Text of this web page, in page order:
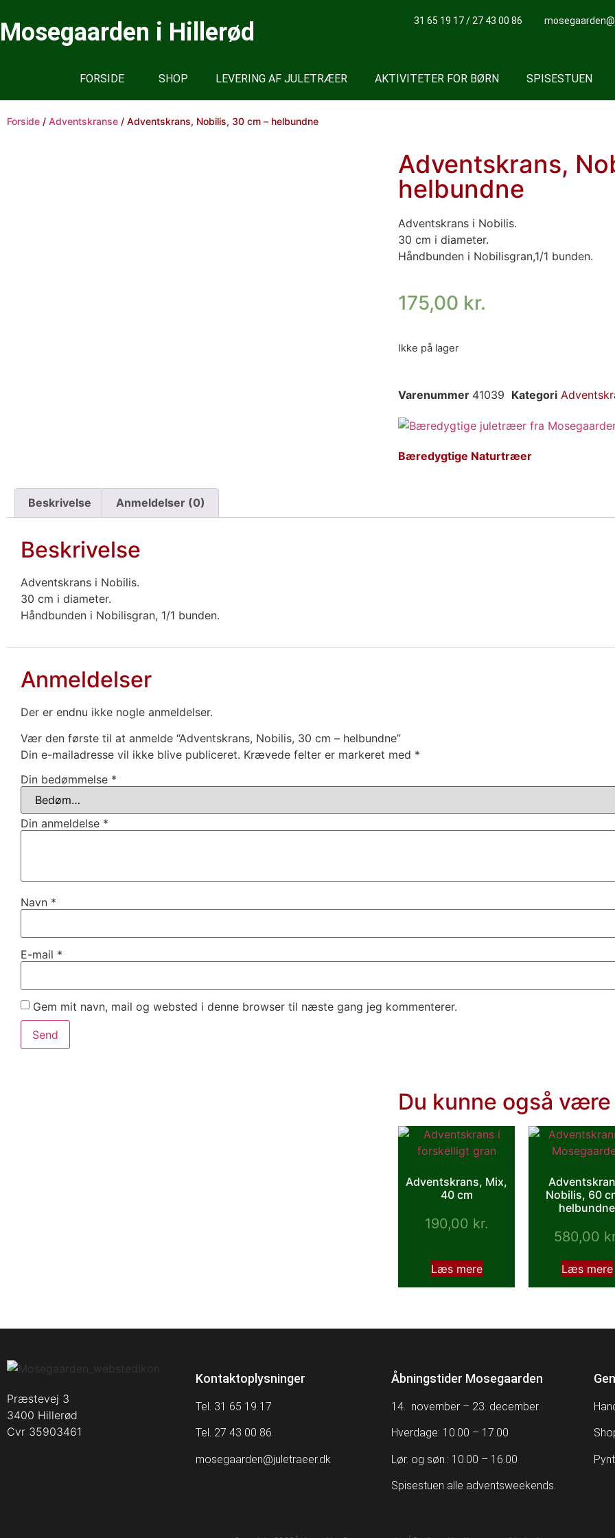
Mosegaarden i Hillerød 31 65 19 17 / 27 43 00 86
FORSIDE SHOP LEVERING AF JULETRÆER AKTIVITETER FOR BØRN SPISESTUEN
Forside / Adventskranse / Adventskrans, Nobilis, 30 cm – helbundne
Adventskrans,
helbundne
Adventskrans i Nobilis.
30 cm i diameter.
Håndbunden i Nobilisgran,1/1 bunden.
175,00 kr.
Ikke på lager
Varenummer 41039 Kategori
Bæredygtige Naturtræer
Beskrivelse Anmeldelser (0)
Beskrivelse
Adventskrans i Nobilis.
30 cm i diameter.
Håndbunden i Nobilisgran, 1/1 bunden.
Anmeldelser
Der er endnu ikke nogle anmeldelser.
Vær den første til at anmelde “Adventskrans, Nobilis, 30 cm – helbundne”
Din e-mailadresse vil ikke blive publiceret. Krævede felter er markeret med *
Din bedømmelse *
Din anmeldelse *
Navn *
E-mail *
Gem mit navn, mail og websted i denne browser til næste gang jeg kommenterer.
Du kunne også
Adventskrans, Mix,
40 cm
190,00 kr.
Læs mere
Nobilis, 60
helbundne
580,00
Læs mere
Præstevej 3
3400 Hillerød
Cvr 35903461
Kontaktoplysninger
Tel. 31 65 19 17
Tel. 27 43 00 86
mosegaarden@juletraeer.dk
Åbningstider Mosegaarden
14. november – 23. december.
Hverdage: 10.00 – 17.00
Lør. og søn.: 10.00 – 16.00
Spisestuen alle adventsweekends.